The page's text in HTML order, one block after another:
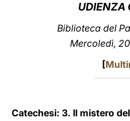
UDIENZA
Biblioteca del
Mercoledì,
[
Catechesi: 3. Il mistero